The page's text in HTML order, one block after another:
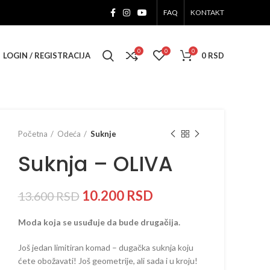
FAQ KONTAKT
LOGIN / REGISTRACIJA 0 0 0 0 RSD
Početna Odeća Suknje
Suknja – OLIVA
13.600RSD 10.200 RSD
Moda koja se usuđuje da bude drugačija.
Još jedan limitiran komad – dugačka suknja koju
ćete obožavati! Još geometrije, ali sada i u kroju!